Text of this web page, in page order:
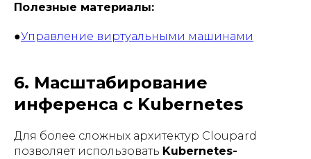
Полезные материалы:
●Управление виртуальными машинами
6. Масштабирование
инференса с Kubernetes
Для более сложных архитектур Cloupard
позволяет использовать Kubernetes-